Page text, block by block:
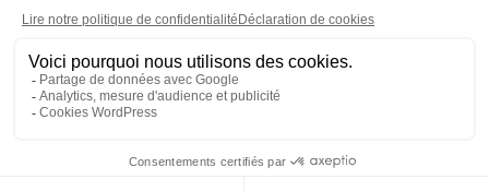
Les cookies
Gestion des cookies
Crédit photos : ©Sud Radio / Pierre Olivier